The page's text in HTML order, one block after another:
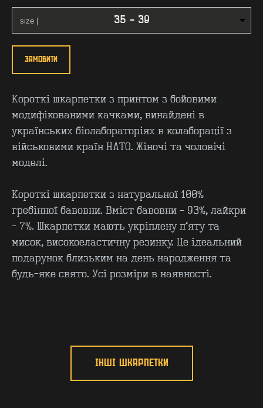
ЗАМОВИТИ
Короткі шкарпетки з принтом з бойовими
модифікованими качками, винайдені в
українських біолабораторіях в колаборації з
військовими країн НАТО. Жіночі та чоловічі
моделі.
Короткі шкарпетки з натуральної 100%
гребінної бавовни. Вміст бавовни – 93%, лайкри
- 7%. Шкарпетки мають укріплену п’яту та
мисок, високоеластичну резинку. Це ідеальний
подарунок близьким на день народження та
будь-яке свято. Усі розміри в наявності.
ІНШІ ШКАРПЕТКИ
ГУРТ - B2B
ВИРОБНИЦТВО - B2B
F.A.Q
ПРО ЦЕХ
INSIDE